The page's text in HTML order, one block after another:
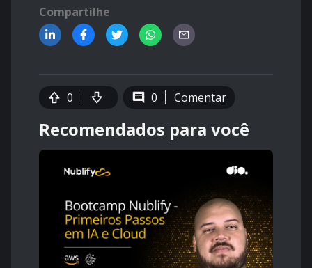
Compartilhe
0 0 Comentar
Recomendados para você